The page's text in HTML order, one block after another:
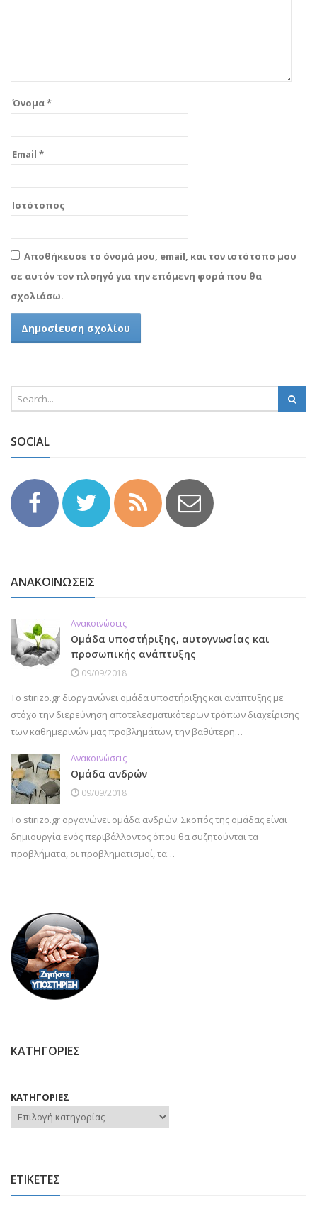
Όνομα*
Email *
Ιστότοπος
Αποθήκευσε το όνομά μου, email, και τον ιστότοπο μου
σε αυτόν τον πλοηγό για την επόμενη φορά που θα
σχολιάσω.
SOCIAL
ΑΝΑΚΟΙΝΩΣΕΙΣ
Ανακοινώσεις
Ομάδα υποστήριξης, αυτογνωσίας και
προσωπικής ανάπτυξης
09/09/2018
Το stirizo.gr διοργανώνει ομάδα υποστήριξης και ανάπτυξης με
στόχο την διερεύνηση αποτελεσματικότερων τρόπων διαχείρισης
των καθημερινών μας προβλημάτων, την βαθύτερη…
Ανακοινώσεις
Ομάδα ανδρών
09/09/2018
Το stirizo.gr οργανώνει ομάδα ανδρών. Σκοπός της ομάδας είναι
δημιουργία ενός περιβάλλοντος όπου θα συζητούνται τα
προβλήματα, οι προβληματισμοί, τα…
ΚΑΤΗΓΟΡΙΕΣ
ΚΑΤΗΓΟΡΙΕΣ
ΕΤΙΚΕΤΕΣ